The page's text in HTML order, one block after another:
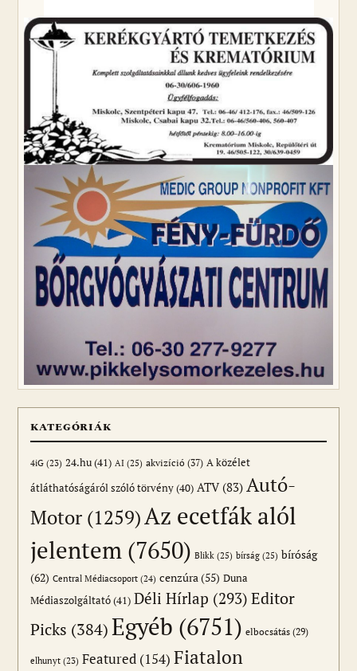
KATEGÓRIÁK
4iG (23) 24.hu(41) AI (25) akvizíció (37) A közélet
átláthatóságáról szóló törvény(40) ATV(83) Autó-
Motor (1259)Az ecetfák alól
jelentem (7650) Blikk (25) bírság (25) bíróság
(62) Central Médiacsoport (24) cenzúra(55) Duna
Médiaszolgáltató(41) Déli Hírlap (293) Editor
Picks (384)Egyéb (6751) elbocsátás (29)
elhunyt (23) Featured (154) Fiatalon